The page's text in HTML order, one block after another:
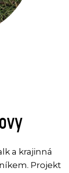
a krajinná
Projekt